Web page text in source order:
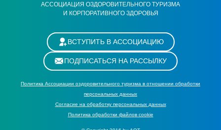
АССОЦИАЦИЯ ОЗДОРОВИТЕЛЬНОГО ТУРИЗМА
И КОРПОРАТИВНОГО ЗДОРОВЬЯ
ВСТУПИТЬ В АССОЦИАЦИЮ
ПОДПИСАТЬСЯ НА РАССЫЛКУ
Политика Ассоциации оздоровительного туризма в отношении обработки
персональных данных
Cогласие на обработку персональных данных
Политика обработки файлов cookie